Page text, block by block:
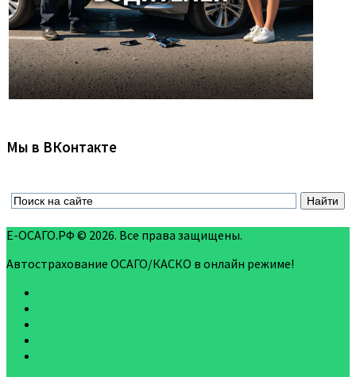
Мы в ВКонтакте
Е-ОСАГО.РФ © 2026. Все права защищены.
Автострахование ОСАГО/КАСКО в онлайн режиме!